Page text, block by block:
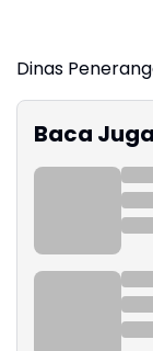
Dinas
Baca Juga